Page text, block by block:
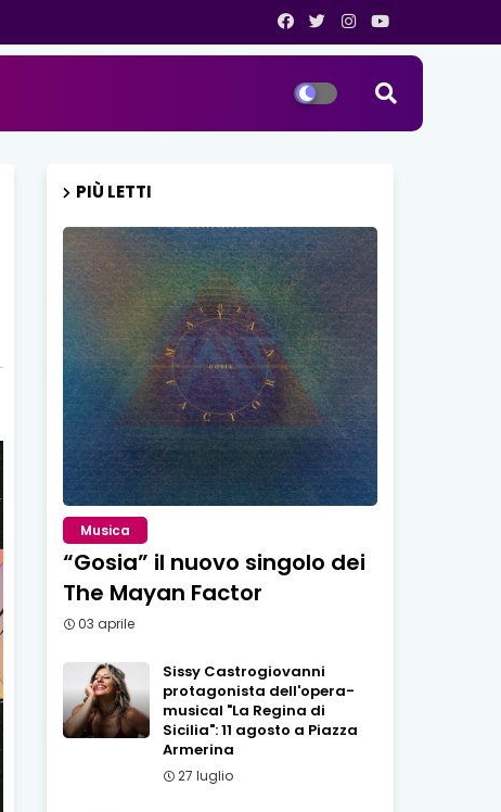
PIÙ LETTI
Musica
“Gosia” il nuovo singolo dei
The Mayan Factor
03 aprile
Sissy Castrogiovanni
protagonista dell'opera-
musical "La Regina di
Sicilia": 11 agosto a Piazza
Armerina
27 luglio